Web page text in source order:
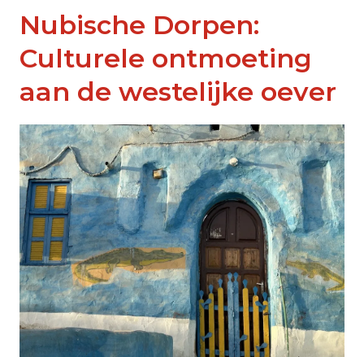
Nubische Dorpen:
Culturele ontmoeting
aan de westelijke oever